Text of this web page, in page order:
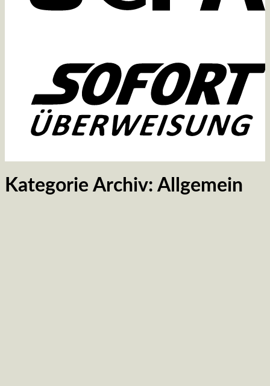
Kategorie Archiv: Allgemein